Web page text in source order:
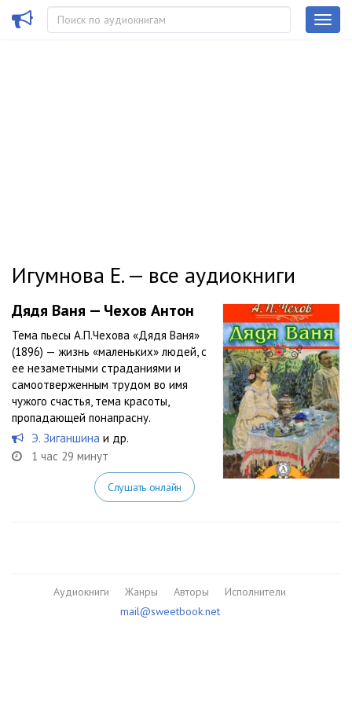
Игумнова Е. — все аудиокниги
Дядя Ваня — Чехов Антон
Тема пьесы А.П.Чехова «Дядя Ваня»
(1896) — жизнь «маленьких» людей, с
ее незаметными страданиями и
самоотверженным трудом во имя
чужого счастья, тема красоты,
пропадающей понапрасну.
Э. Зиганшина и др.
1 час 29 минут
Слушать онлайн
Аудиокниги Жанры Авторы
Исполнители
mail@sweetbook.net